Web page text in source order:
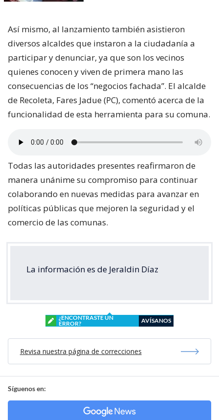
Así mismo, al lanzamiento también asistieron
diversos alcaldes que instaron a la ciudadanía a
participar y denunciar, ya que son los vecinos
quienes conocen y viven de primera mano las
consecuencias de los “negocios fachada”. El alcalde
de Recoleta, Fares Jadue (PC), comentó acerca de la
funcionalidad de esta herramienta para su comuna.
Todas las autoridades presentes reafirmaron de
manera unánime su compromiso para continuar
colaborando en nuevas medidas para avanzar en
políticas públicas que mejoren la seguridad y el
comercio de las comunas.
La información es de Jeraldin Díaz
¿ENCONTRASTE UN
ERROR?
AVÍSANOS
Revisa nuestra página de correcciones
Síguenos en: